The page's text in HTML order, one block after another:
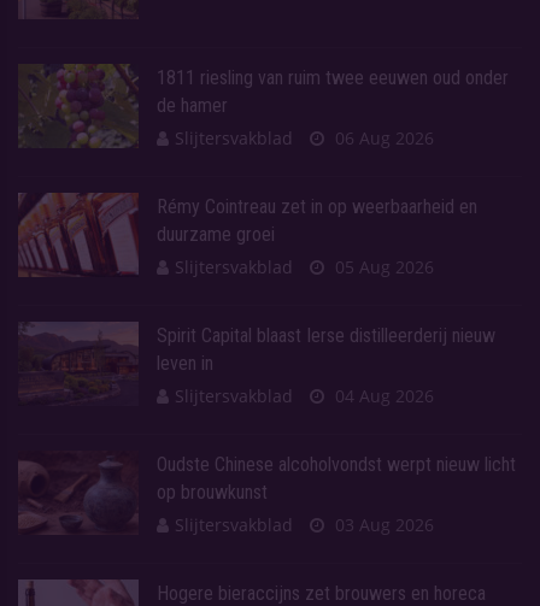
1811 riesling van ruim twee eeuwen oud onder
de hamer
Slijtersvakblad
06 Aug 2026
Rémy Cointreau zet in op weerbaarheid en
duurzame groei
Slijtersvakblad
05 Aug 2026
Spirit Capital blaast Ierse distilleerderij nieuw
leven in
Slijtersvakblad
04 Aug 2026
Oudste Chinese alcoholvondst werpt nieuw licht
op brouwkunst
Slijtersvakblad
03 Aug 2026
Hogere bieraccijns zet brouwers en horeca